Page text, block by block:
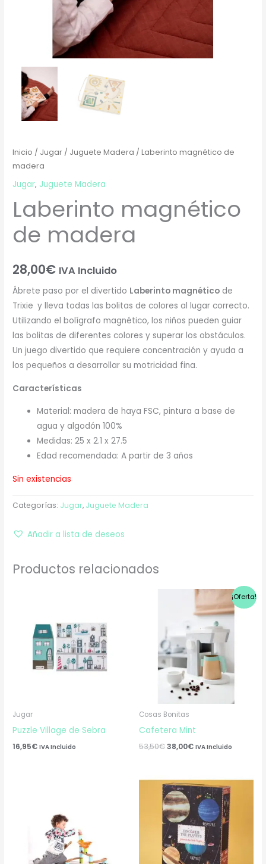
Inicio / Jugar / Juguete Madera / Laberinto magnético de
madera
Jugar, Juguete Madera
Laberinto magnético
de madera
28,00€ IVA Incluido
Ábrete paso por el divertido Laberinto magnético de
Trixie y lleva todas las bolitas de colores al lugar correcto.
Utilizando el bolígrafo magnético, los niños pueden guiar
las bolitas de diferentes colores y superar los obstáculos.
Un juego divertido que requiere concentración y ayuda a
los pequeños a desarrollar su motricidad fina.
Características
Material: madera de haya FSC, pintura a base de
agua y algodón 100%
Medidas: 25 x 2.1 x 27.5
Edad recomendada: A partir de 3 años
Sin existencias
Categorías: Jugar, Juguete Madera
Añadir a lista de deseos
Productos relacionados
Jugar
Puzzle Village de Sebra
16,95€ IVA Incluido
¡Oferta!
Cosas Bonitas
Cafetera Mint
53,50€
original
53,50€.
38,00€
El
precio
actual
38,00€.
IVA Incluido